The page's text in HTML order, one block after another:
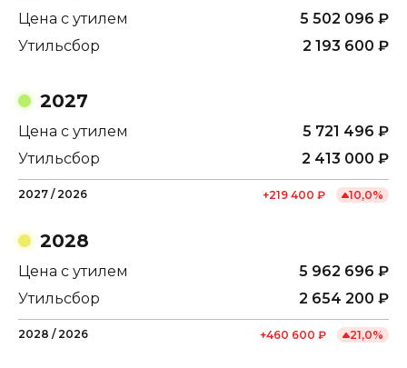
Цена с утилем 5 502 096 ₽
Утильсбор
2 193 600 ₽
2027
Цена с утилем 5 721 496 ₽
Утильсбор
2 413 000 ₽
2027 / 2026 +219 400 ₽ 10,0%
2028
Цена с утилем 5 962 696 ₽
Утильсбор
2 654 200 ₽
2028 / 2026 +460 600 ₽ 21,0%